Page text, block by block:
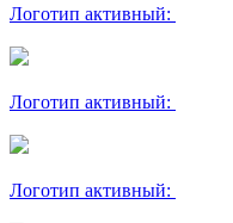
Логотип активный:
Логотип активный:
Логотип активный: